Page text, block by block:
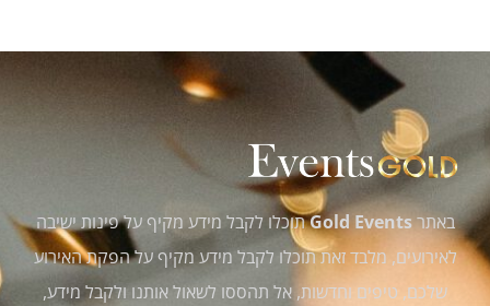
באתרGold Eventsתוכלו לקבל מידע מקיף על פינות ישיבה
לאירועים, מלבד זאת תוכלו לקבל מידע מקיף על הפקת האירוע
שלכם, טיפים וחדשות, אל תהססו לשאול אותנו ולקבל מידע,